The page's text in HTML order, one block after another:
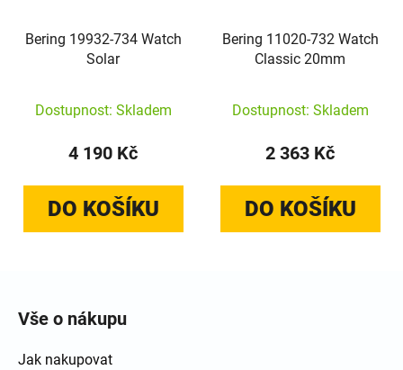
Bering 19932-734 Watch
Solar
Dostupnost: Skladem
4 190 Kč
DO KOŠÍKU
Bering 11020-732 Watch
Classic 20mm
Dostupnost: Skladem
2 363 Kč
DO KOŠÍKU
Vše o nákupu
Jak nakupovat